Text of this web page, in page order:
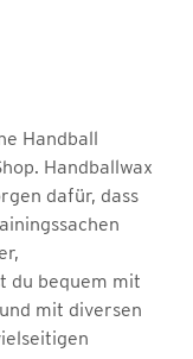
Handball
Handballwax
dafür, dass
du bequem mit
mit diversen